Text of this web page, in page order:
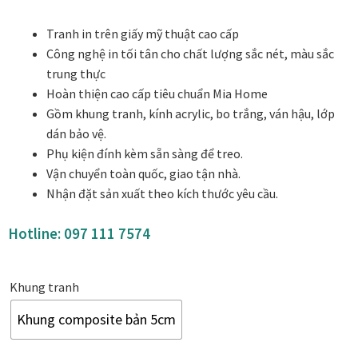
Điều Khoản Sử Dụng
Hoa Xuân – Tranh sơn mài hoa
Kim Mã – Tranh sơn mài dát vàng
Liên Diệp collection
Liên Hoa – Tranh hoa sen sơn mài
Saigon In Monochrome
Tranh in trên giấy mỹ thuật cao cấp
Công nghệ in tối tân cho chất lượng sắc nét, màu sắc
trung thực
Hoàn thiện cao cấp tiêu chuẩn Mia Home
Gồm khung tranh, kính acrylic, bo trắng, ván hậu, lớp
dán bảo vệ.
Phụ kiện đính kèm sẵn sàng để treo.
Vận chuyển toàn quốc, giao tận nhà.
Nhận đặt sản xuất theo kích thước yêu cầu.
Hotline: 097 111 7574
Khung tranh
Khung composite bản 5cm